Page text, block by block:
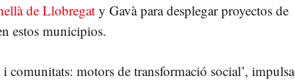
de Llobregat y Gavà para desplegar proyectos de
estos municipios.
comunitats: motors de transformació social’,